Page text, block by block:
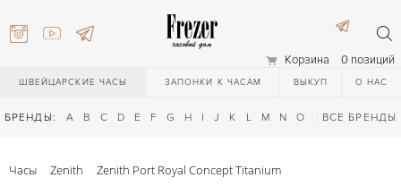
Корзина 0 позиций
ШВЕЙЦАРСКИЕ ЧАСЫ ЗАПОНКИ К ЧАСАМ ВЫКУП О НАС
БРЕНДЫ: A B C D E F G H I J K L M N O Q R S T
ВСЕ БРЕНДЫ
Часы Zenith Zenith Port Royal Concept Titanium